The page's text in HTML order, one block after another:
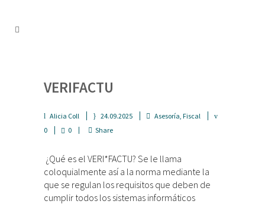
VERIFACTU
Alicia Coll 24.09.2025 Asesoría, Fiscal
0
0 Share
¿Qué es el VERI*FACTU? Se le llama
coloquialmente así a la norma mediante la
que se regulan los requisitos que deben de
cumplir todos los sistemas informáticos